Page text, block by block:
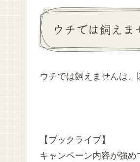
ウチでは飼え
ウチでは飼えませんは、
【ブックライブ】
キャンペーン内容が強